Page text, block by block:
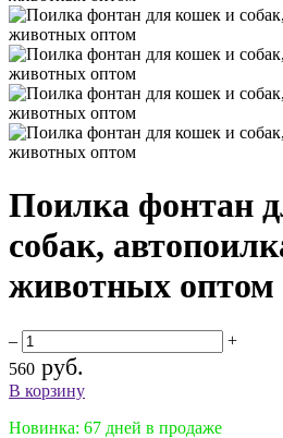
Поилка фонтан
собак,
животных оптом
–
+
560 руб.
В корзину
Новинка: 67 дней в продаже